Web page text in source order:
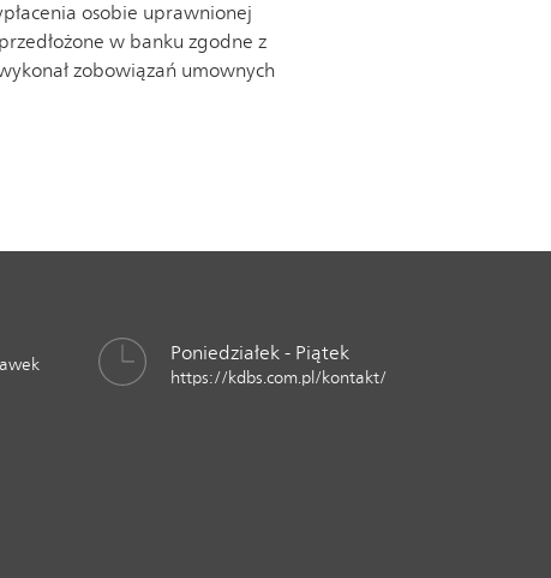
osobie uprawnionej
w banku zgodne z
zobowiązań umownych
Poniedziałek - Piątek
https://kdbs.com.pl/kontakt/